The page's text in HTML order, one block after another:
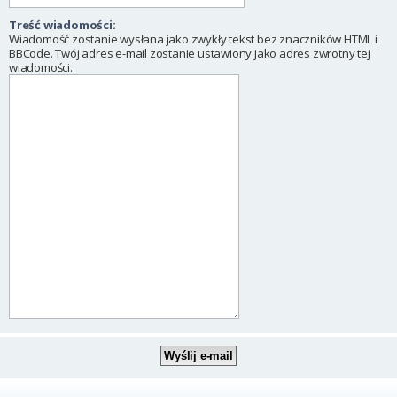
Treść wiadomości:
Wiadomość zostanie wysłana jako zwykły tekst bez znaczników HTML i
BBCode. Twój adres e-mail zostanie ustawiony jako adres zwrotny tej
wiadomości.